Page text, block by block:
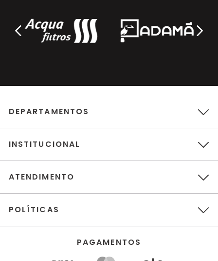
DEPARTAMENTOS
INSTITUCIONAL
ATENDIMENTO
POLÍTICAS
PAGAMENTOS